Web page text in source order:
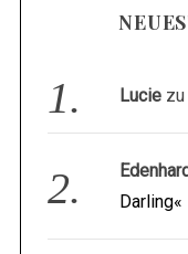
Lucie zu
Darling«